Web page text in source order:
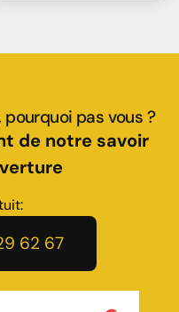
pas vous ?
de notre savoir
62 67